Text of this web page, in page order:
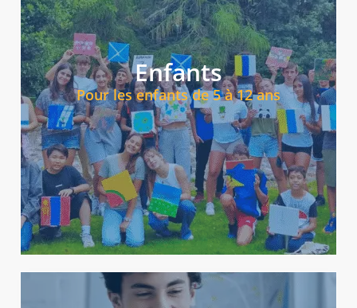
Enfants
Pour les enfants de 5 à 12 ans
Programmes pour enfants
Offrez à votre enfant une porte ouverte sur l'avenir.
L'alliance de l'apprentissage des langues et de
l'immersion culturelle est essentielle pour favoriser son
autonomie, sa confiance en soi et son épanouissement
personnel. Bien entendu, il sera encadré en permanence :
l'objectif est de lui faire vivre une expérience
internationale enrichissante et sécurisée.